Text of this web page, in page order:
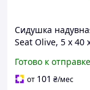
Сидушка
Seat Olive, 5 х 40
Готово к отправке
от 101 ₴/мес